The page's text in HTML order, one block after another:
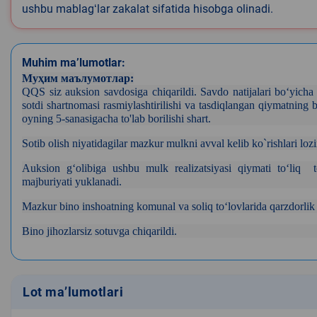
ushbu mablagʻlar zakalat sifatida hisobga olinadi.
Muhim ma’lumotlar:
Муҳим маълумотлар:
QQS siz auksion savdosiga chiqarildi. Savdo natijalari
sotdi shartnomasi rasmiylashtirilishi va tasdiqlangan
oyning 5-sanasigacha to'lab borilishi shart.
Sotib olish niyatidagilar mazkur mulkni avval kelib ko`rishlari
Auksion g‘olibiga ushbu mulk realizatsiyasi qiymati to‘liq
majburiyati yuklanadi.
Mazkur bino inshoatning komunal va soliq to‘lovlarida
Bino jihozlarsiz sotuvga chiqarildi.
Lot ma’lumotlari